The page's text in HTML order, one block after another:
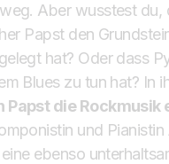
Aber wusstest du,
Papst den
hat? Oder dass
Blues zu tun hat? In
Papst die
und Pianistin
ebenso